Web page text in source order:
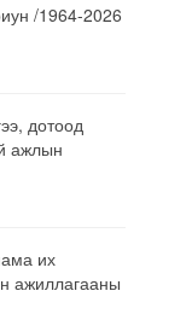
/1964-2026
дотоод
ажлын
их
ажиллагааны